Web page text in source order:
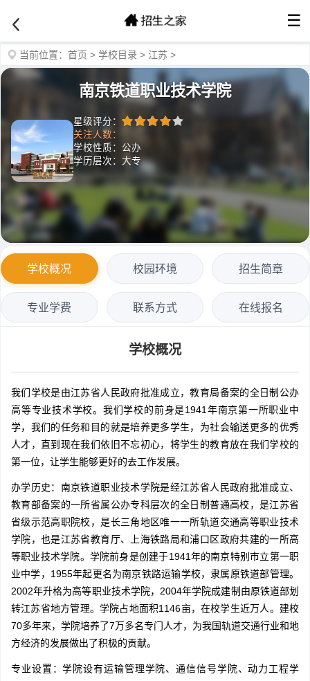
☰
当前位置： 首页 > 学校目录 > 江苏 >
南京铁道职业技术学院
星级评分：
关注人数：
学校性质：公办
学历层次：大专
学校概况 校园环境 招生简章
专业学费 联系方式 在线报名
学校概况
我们学校是由江苏省人民政府批准成立，教育局备案的全日制公办
高等专业技术学校。我们学校的前身是1941年南京第一所职业中
学，我们的任务和目的就是培养更多学生，为社会输送更多的优秀
人才，直到现在我们依旧不忘初心，将学生的教育放在我们学校的
第一位，让学生能够更好的去工作发展。
办学历史：南京铁道职业技术学院是经江苏省人民政府批准成立、
教育部备案的一所省属公办专科层次的全日制普通高校，是江苏省
省级示范高职院校，是长三角地区唯一一所轨道交通高等职业技术
学院，也是江苏省教育厅、上海铁路局和浦口区政府共建的一所高
等职业技术学院。学院前身是创建于1941年的南京特别市立第一职
业中学，1955年起更名为南京铁路运输学校，隶属原铁道部管理。
2002年升格为高等职业技术学院，2004年学院成建制由原铁道部划
转江苏省地方管理。学院占地面积1146亩，在校学生近万人。建校
70多年来，学院培养了7万多名专门人才，为我国轨道交通行业和地
方经济的发展做出了积极的贡献。
专业设置：学院设有运输管理学院、通信信号学院、动力工程学